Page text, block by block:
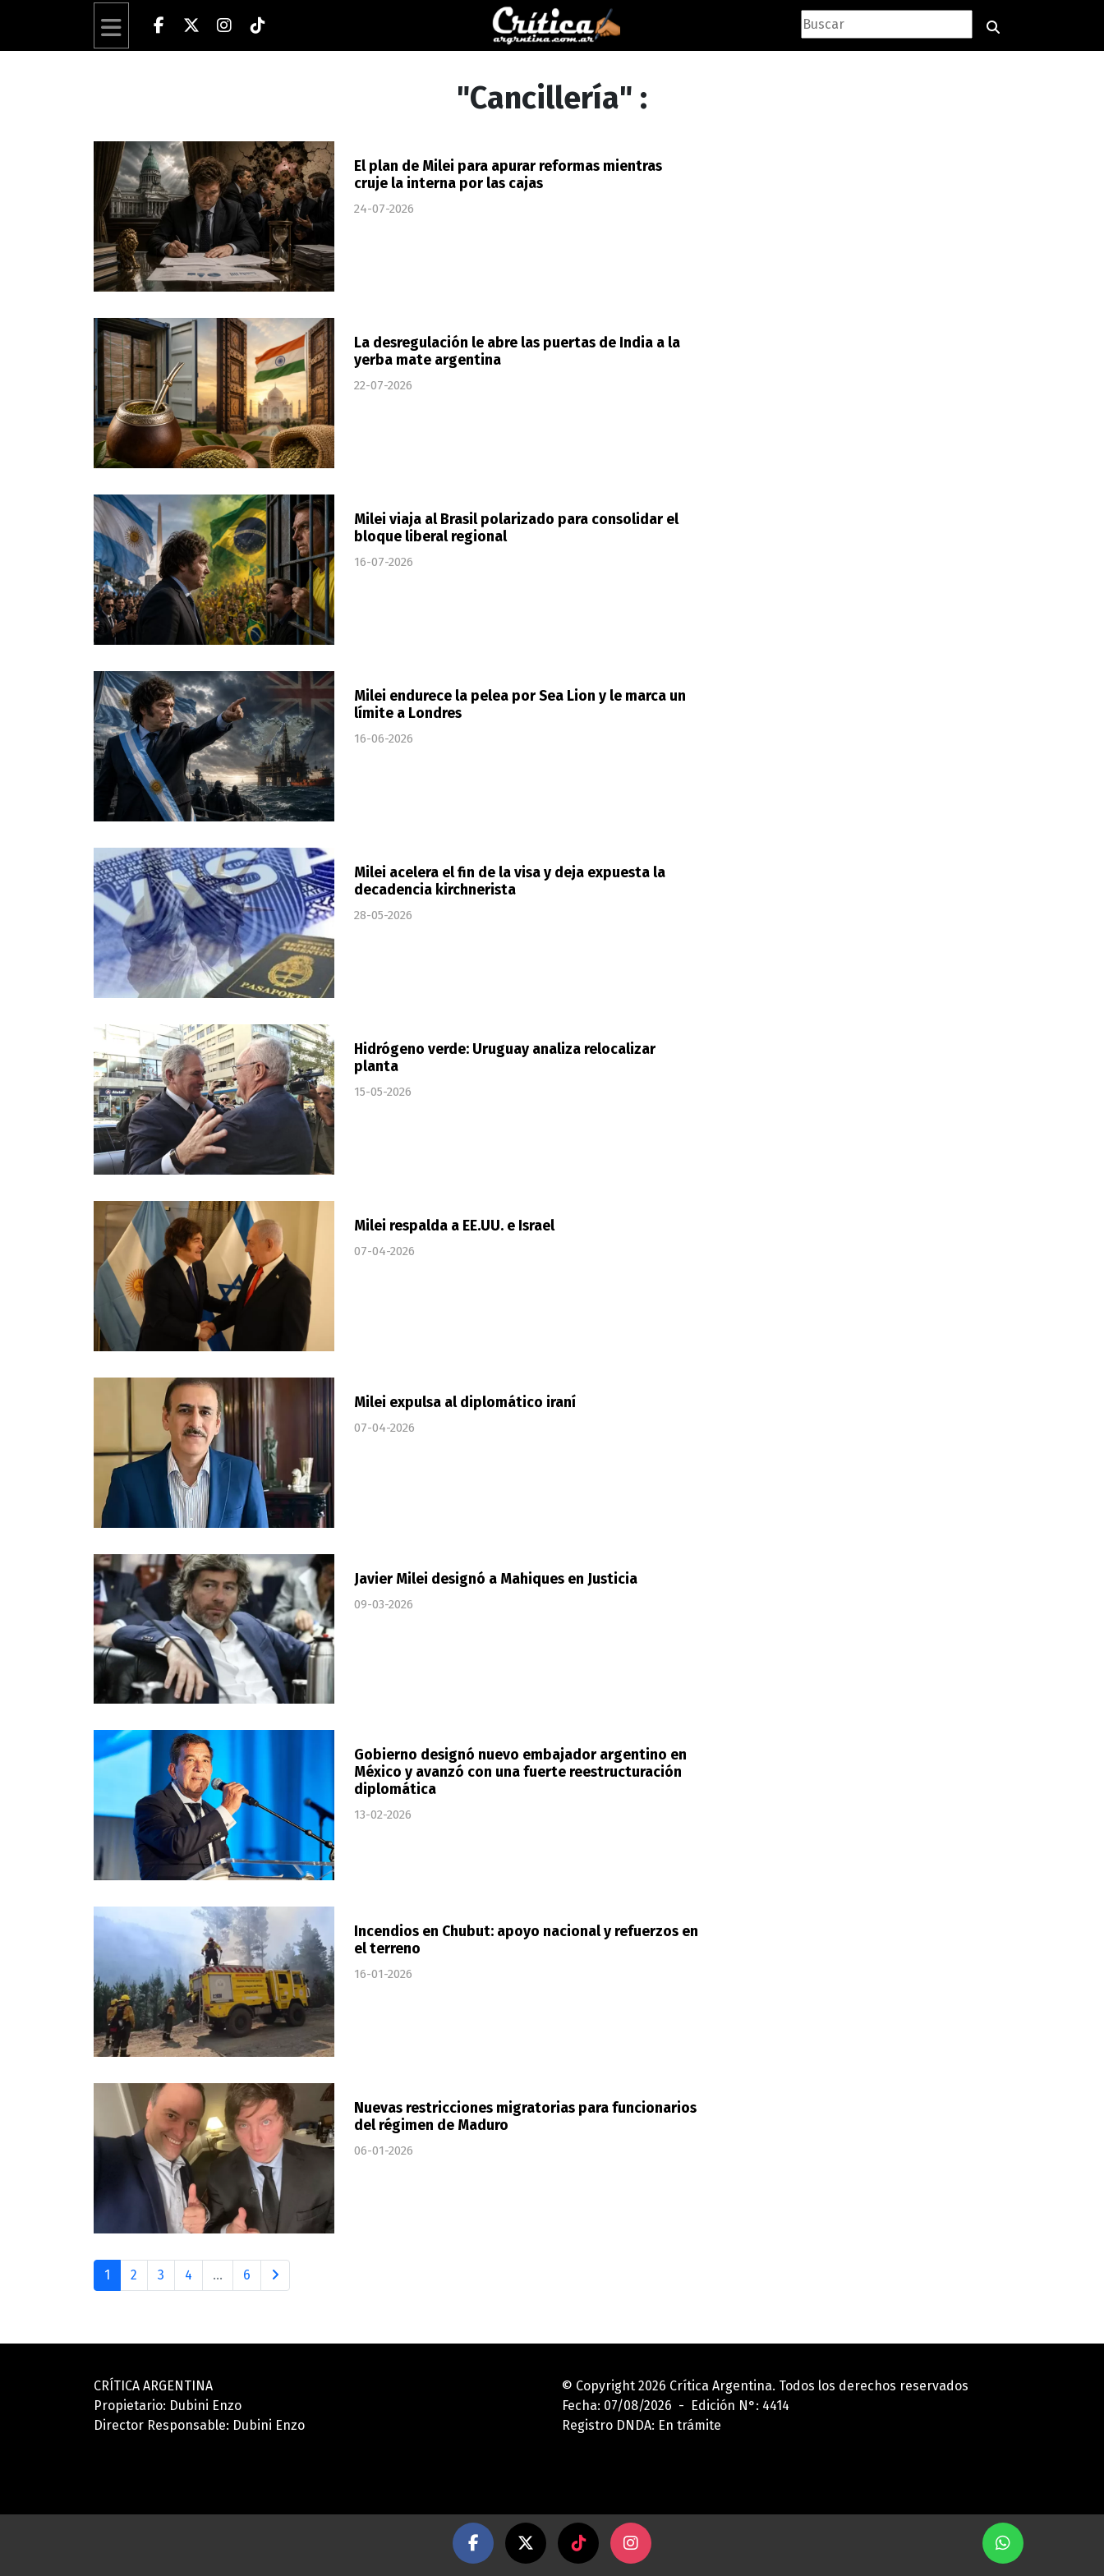
"Cancillería" :
El plan de Milei para apurar reformas mientras
cruje la interna por las cajas
24-07-2026
La desregulación le abre las puertas de India a la
yerba mate argentina
22-07-2026
Milei viaja al Brasil polarizado para consolidar el
bloque liberal regional
16-07-2026
Milei endurece la pelea por Sea Lion y le marca un
límite a Londres
16-06-2026
Milei acelera el fin de la visa y deja expuesta la
decadencia kirchnerista
28-05-2026
Hidrógeno verde: Uruguay analiza relocalizar
planta
15-05-2026
Milei respalda a EE.UU. e Israel
07-04-2026
Milei expulsa al diplomático iraní
07-04-2026
Javier Milei designó a Mahiques en Justicia
09-03-2026
Gobierno designó nuevo embajador argentino en
México y avanzó con una fuerte reestructuración
diplomática
13-02-2026
Incendios en Chubut: apoyo nacional y refuerzos en
el terreno
16-01-2026
Nuevas restricciones migratorias para funcionarios
del régimen de Maduro
06-01-2026
1 2 3 4 ... 6
CRÍTICA ARGENTINA
Propietario: Dubini Enzo
Director Responsable: Dubini Enzo
© Copyright 2026 Crítica Argentina. Todos los derechos reservados
Fecha: 07/08/2026 - Edición N°: 4414
Registro DNDA: En trámite